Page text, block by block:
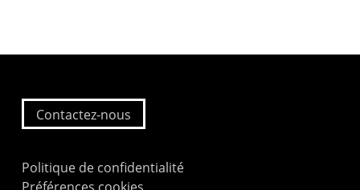
Contactez-nous
Politique de confidentialité
Préférences cookies